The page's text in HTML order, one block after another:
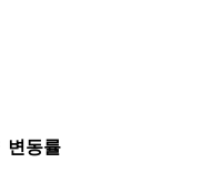
변동률